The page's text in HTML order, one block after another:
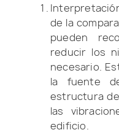
de la
pueden
reducir los
necesario.
la fuente
estructura
las
edificio.